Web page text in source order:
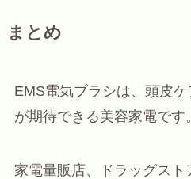
まとめ
EMS電気ブラシは、頭皮
が期待できる美容家電です。
家電量販店、ドラッグスト